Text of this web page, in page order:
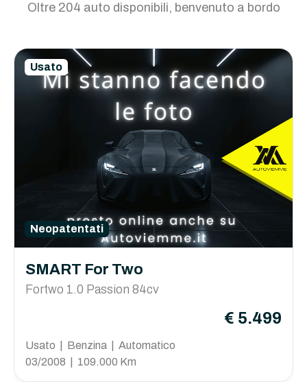
Oltre 204 auto disponibili, benvenuto a bordo
Usato
Neopatentati
SMART For Two
Fortwo 1.0 Passion 84cv
€ 5.499
Usato | Benzina | Automatico
03/2008 | 109.000 Km